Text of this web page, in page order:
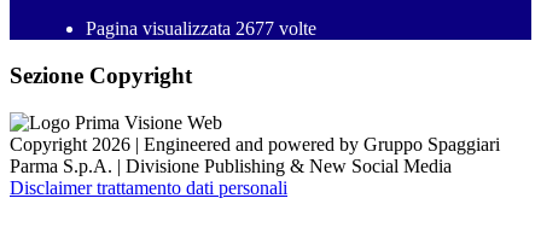
Pagina visualizzata 2677 volte
Sezione Copyright
Copyright 2026 | Engineered and powered by Gruppo Spaggiari
Parma S.p.A. | Divisione Publishing & New Social Media
Disclaimer trattamento dati personali